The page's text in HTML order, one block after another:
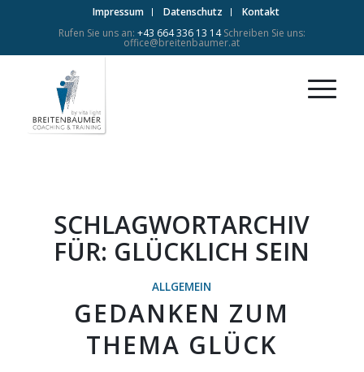
Impressum Datenschutz
Kontakt
Rufen Sie uns an: +43 664 336 13 14Schreiben Sie uns:
office@breitenbaumer.at
SCHLAGWORTARCHIV
FÜR: GLÜCKLICH SEIN
ALLGEMEIN
GEDANKEN ZUM
THEMA GLÜCK